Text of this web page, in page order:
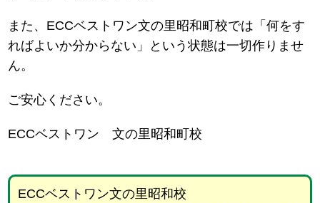
また、ECCベストワン文の里昭和町校では「何をす
ればよいか分からない」という状態は一切作りませ
ん。
ご安心ください。
ECCベストワン 文の里昭和町校
ECCベストワン文の里昭和校